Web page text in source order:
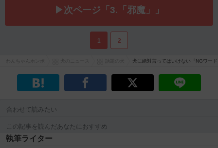
▶次ページ「3.「邪魔」」
1 2
犬に絶対言ってはいけない『NGワー
合わせて読みたい
この記事を読んだあなたにおすすめ
執筆ライター